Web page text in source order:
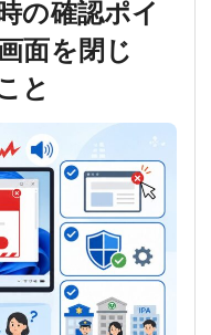
の確認ポイ
面を閉じ
と